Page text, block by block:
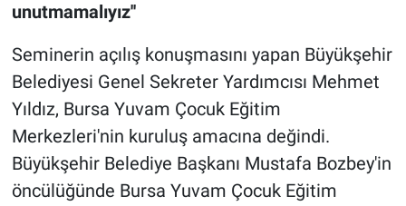
unutmamalıyız''
Seminerin açılış konuşmasını yapan Büyükşehir
Belediyesi Genel Sekreter Yardımcısı Mehmet
Yıldız, Bursa Yuvam Çocuk Eğitim
Merkezleri'nin kuruluş amacına değindi.
Büyükşehir Belediye Başkanı Mustafa Bozbey'in
öncülüğünde Bursa Yuvam Çocuk Eğitim